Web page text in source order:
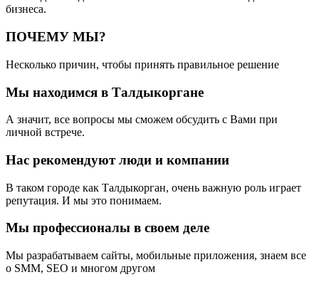
бизнеса.
ПОЧЕМУ МЫ?
Несколько причин, чтобы принять правильное решение
Мы находимся в Талдыкоргане
А значит, все вопросы мы сможем обсудить с Вами при
личной встрече.
Нас рекомендуют люди и компании
В таком городе как Талдыкорган, очень важную роль играет
репутация. И мы это понимаем.
Мы профессионалы в своем деле
Мы разрабатываем сайты, мобильные приложения, знаем все
о SMM, SEO и многом другом